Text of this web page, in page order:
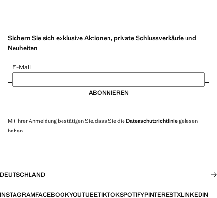
Sichern Sie sich exklusive Aktionen, private Schlussverkäufe und
Neuheiten
E-Mail
ABONNIEREN
Mit Ihrer Anmeldung bestätigen Sie, dass Sie dieDatenschutzrichtliniegelesen
haben.
DEUTSCHLAND
INSTAGRAMFACEBOOKYOUTUBETIKTOKSPOTIFYPINTERESTXLINKEDIN